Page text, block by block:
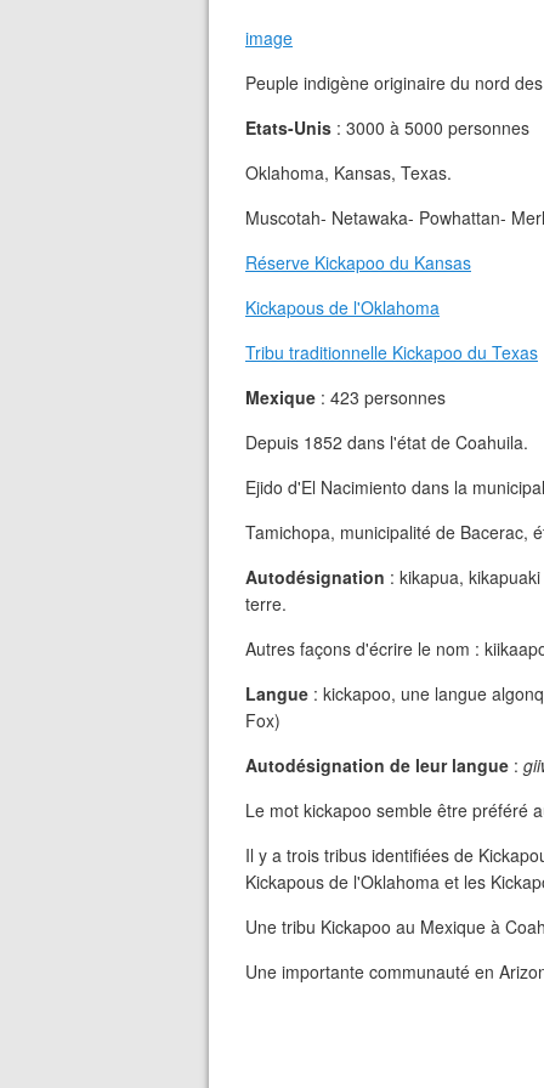
image
Peuple indigène originaire du nord
Etats-Unis : 3000 à 5000 personnes
Oklahoma, Kansas, Texas.
Muscotah- Netawaka- Powhattan-
Réserve Kickapoo du Kansas
Kickapous de l'Oklahoma
Tribu traditionnelle Kickapoo du Texas
Mexique : 423 personnes
Depuis 1852 dans l'état de Coahuila.
Ejido d'El Nacimiento dans la
Tamichopa, municipalité de Bacerac,
Autodésignation : kikapua,
terre.
Autres façons d'écrire le nom :
Langue : kickapoo, une langue
Fox)
Autodésignation de leur langue :
Le mot kickapoo semble être préféré
Il y a trois tribus identifiées de
Kickapous de l'Oklahoma et les
Une tribu Kickapoo au Mexique à
Une importante communauté en